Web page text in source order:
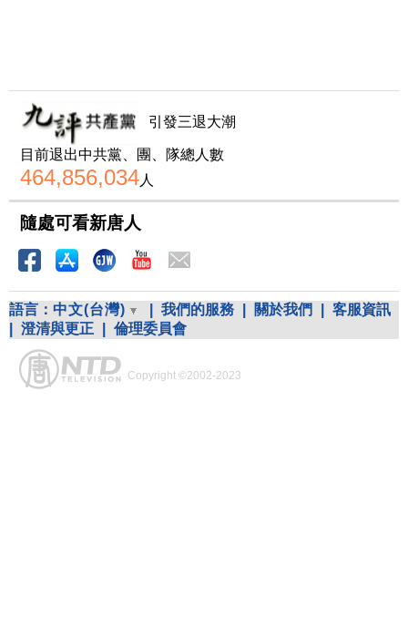
引發三退大潮
目前退出中共黨、團、隊總人數
464,856,034人
隨處可看新唐人
語言： 中文(台灣) 我們的服務 關於我們
客服資訊
澄清與更正 倫理委員會
Copyright ©2002-2023